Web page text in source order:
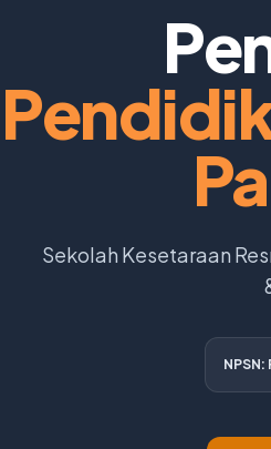
Sekolah Kesetaraan